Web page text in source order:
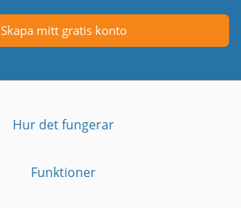
Skapa mitt gratis konto
Hur det fungerar
Funktioner